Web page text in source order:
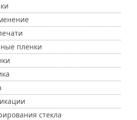
пленки
стекла